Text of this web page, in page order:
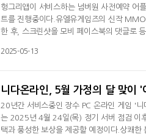
헝그리앱이 서비스하는 넘버원 사전예약 어
트를 진행중이다.유엘유게임즈의 신작
한 후, 스크린샷을 모비 페이스북의 댓글로
하는 모든 유저들에게 100 MCP(모비코인
2025-05-13
니다온라인, 5월 가정의 달 맞이
20년간 서비스중인 장수 PC 온라인 게임 '
는 2025년 4월 24일(목) 정기 서버 점검 이
택과 풍성한 보상을 제공할 예정이다.상쾌